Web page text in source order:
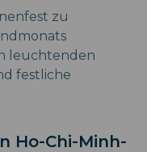
zu
leuchtenden
festliche
Ho-Chi-Minh-